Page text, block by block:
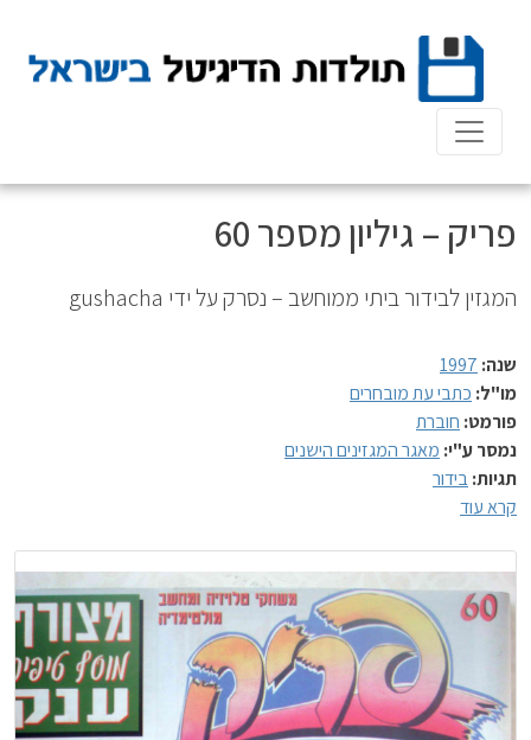
content
פריק – גיליון מספר 60
המגזין לבידור ביתי ממוחשב – נסרק על ידי gushacha
שנה: 1997
מו"ל: כתבי עת מובחרים
פורמט: חוברת
נמסר ע"י: מאגר המגזינים הישנים
תגיות:בידור
קרא עוד